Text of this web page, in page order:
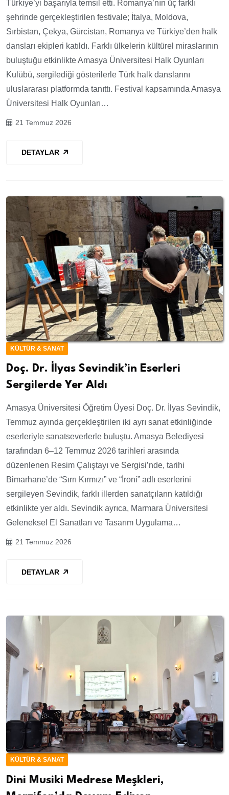
Türkiye’yi başarıyla temsil etti. Romanya’nın üç farklı
şehrinde gerçekleştirilen festivale; İtalya, Moldova,
Sırbistan, Çekya, Gürcistan, Romanya ve Türkiye’den halk
dansları ekipleri katıldı. Farklı ülkelerin kültürel miraslarının
buluştuğu etkinlikte Amasya Üniversitesi Halk Oyunları
Kulübü, sergilediği gösterilerle Türk halk danslarını
uluslararası platformda tanıttı. Festival kapsamında Amasya
Üniversitesi Halk Oyunları…
21 Temmuz 2026
DETAYLAR
KÜLTÜR & SANAT
Doç. Dr. İlyas Sevindik’in Eserleri
Sergilerde Yer Aldı
Amasya Üniversitesi Öğretim Üyesi Doç. Dr. İlyas Sevindik,
Temmuz ayında gerçekleştirilen iki ayrı sanat etkinliğinde
eserleriyle sanatseverlerle buluştu. Amasya Belediyesi
tarafından 6–12 Temmuz 2026 tarihleri arasında
düzenlenen Resim Çalıştayı ve Sergisi’nde, tarihi
Bimarhane’de “Sırrı Kırmızı” ve “İroni” adlı eserlerini
sergileyen Sevindik, farklı illerden sanatçıların katıldığı
etkinlikte yer aldı. Sevindik ayrıca, Marmara Üniversitesi
Geleneksel El Sanatları ve Tasarım Uygulama…
21 Temmuz 2026
DETAYLAR
KÜLTÜR & SANAT
Dini Musiki Medrese Meşkleri,